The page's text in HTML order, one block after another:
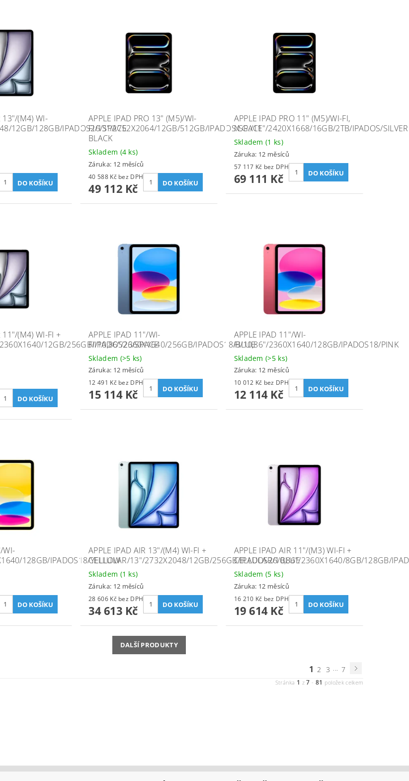
13"/(M4) WI-
12GB/128GB/IPADOS26/SPACE
APPLE IPAD PRO 13" (M5)/WI-
FI/13"/2752X2064/12GB/512GB/IPADOS/SPACE
BLACK
Skladem (4 ks)
Záruka: 12 měsíců
40 588 Kč bez DPH
49 112 Kč
APPLE IPAD PRO 11" (M5)/WI-FI,
N.G./11"/2420X1668/16GB/2TB/IPADOS/SILVER
Skladem(1 ks)
Záruka: 12 měsíců
57 117 Kč bez DPH
69 111 Kč
11"/(M4) WI-FI +
12GB/256GB/IPADOS26/SPACE
APPLE IPAD 11"/WI-
FI/10,86"/2360X1640/256GB/IPADOS18/BLUE
Skladem (>5 ks)
Záruka: 12 měsíců
12 491 Kč bez DPH
15 114 Kč
APPLE IPAD 11"/WI-
FI/10,86"/2360X1640/128GB/IPADOS18/PINK
Skladem(>5 ks)
Záruka: 12 měsíců
10 012 Kč bez DPH
12 114 Kč
WI-
128GB/IPADOS18/YELLOW
APPLE IPAD AIR 13"/(M4) WI-FI +
CELLULAR/13"/2732X2048/12GB/256GB/IPADOS26/BLUE
Skladem (1 ks)
Záruka: 12 měsíců
28 606 Kč bez DPH
34 613 Kč
APPLE IPAD AIR 11"/(M3) WI-FI +
CELLULAR/10,86"/2360X1640/8GB/128GB/
Skladem(5 ks)
Záruka: 12 měsíců
16 210 Kč bez DPH
19 614 Kč
DALŠÍ PRODUKTY
1 2 3 ... 7
Stránka 1 z7 - 81 položek celkem